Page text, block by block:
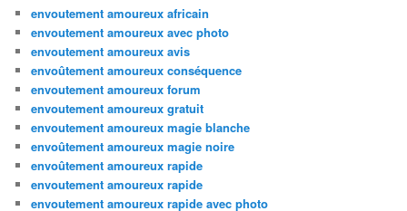
envoutement amoureux africain
envoutement amoureux avec photo
envoutement amoureux avis
envoûtement amoureux conséquence
envoutement amoureux forum
envoutement amoureux gratuit
envoutement amoureux magie blanche
envoûtement amoureux magie noire
envoûtement amoureux rapide
envoutement amoureux rapide
envoutement amoureux rapide avec photo